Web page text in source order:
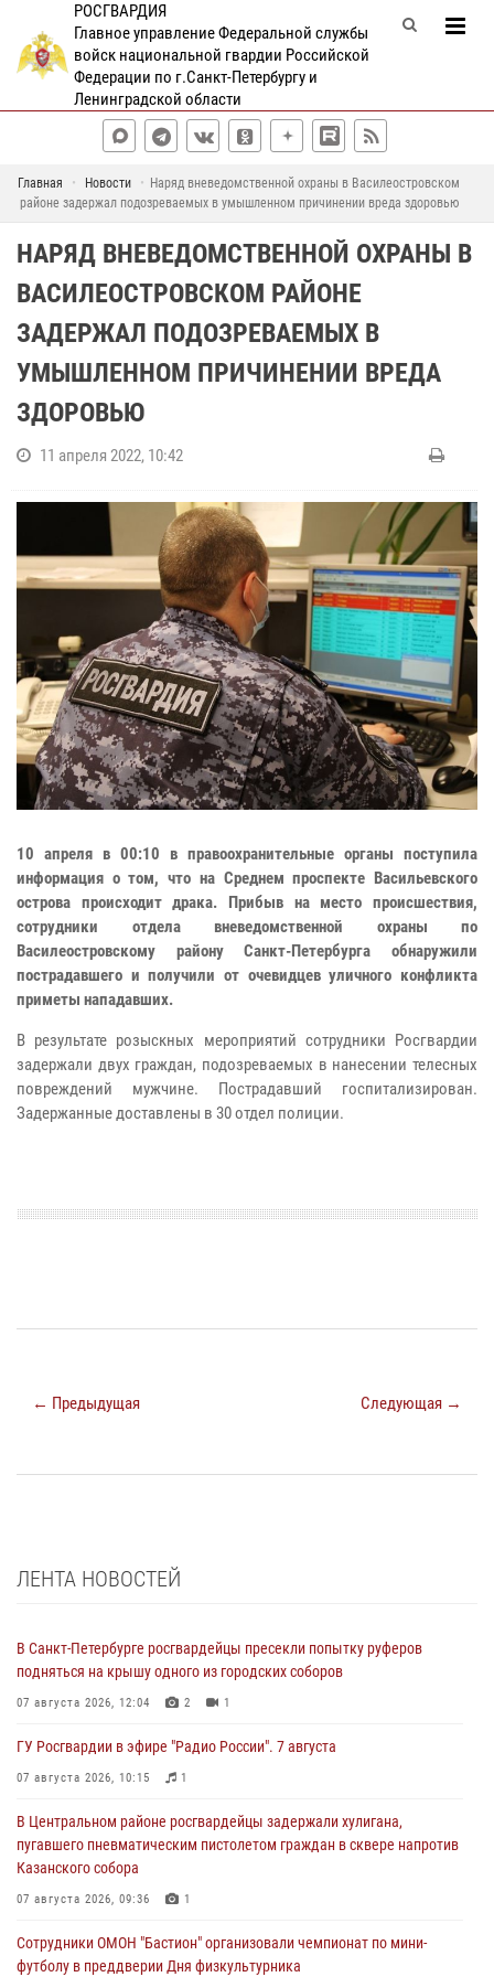
РОСГВАРДИЯ
Главное управление Федеральной службы
войск национальной гвардии Российской
Федерации по г.Санкт-Петербургу и
Ленинградской области
Главная Новости
Наряд вневедомственной охраны в Василеостровском
районе задержал подозреваемых в умышленном причинении вреда здоровью
НАРЯД ВНЕВЕДОМСТВЕННОЙ ОХРАНЫ В
ВАСИЛЕОСТРОВСКОМ РАЙОНЕ
ЗАДЕРЖАЛ ПОДОЗРЕВАЕМЫХ В
УМЫШЛЕННОМ ПРИЧИНЕНИИ ВРЕДА
ЗДОРОВЬЮ
11 апреля 2022, 10:42
10 апреля в 00:10 в правоохранительные органы поступила
информация о том, что на Среднем проспекте Васильевского
острова происходит драка. Прибыв на место происшествия,
сотрудники отдела вневедомственной охраны по
Василеостровскому району Санкт-Петербурга обнаружили
пострадавшего и получили от очевидцев уличного конфликта
приметы нападавших.
В результате розыскных мероприятий сотрудники Росгвардии
задержали двух граждан, подозреваемых в нанесении телесных
повреждений мужчине. Пострадавший госпитализирован.
Задержанные доставлены в 30 отдел полиции.
← Предыдущая Следующая →
ЛЕНТА НОВОСТЕЙ
В Санкт-Петербурге росгвардейцы пресекли попытку руферов
подняться на крышу одного из городских соборов
07 августа 2026, 12:04 2 1
ГУ Росгвардии в эфире "Радио России". 7 августа
07 августа 2026, 10:15 1
В Центральном районе росгвардейцы задержали хулигана,
пугавшего пневматическим пистолетом граждан в сквере напротив
Казанского собора
07 августа 2026, 09:36 1
Сотрудники ОМОН "Бастион" организовали чемпионат по мини-
футболу в преддверии Дня физкультурника